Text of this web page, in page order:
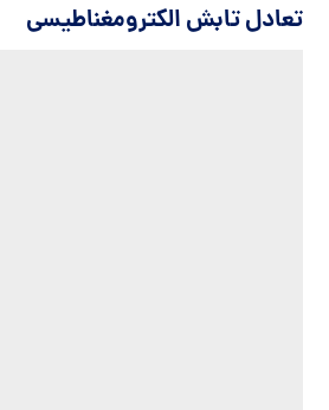
تعادل تابش الکترومغناطیسی